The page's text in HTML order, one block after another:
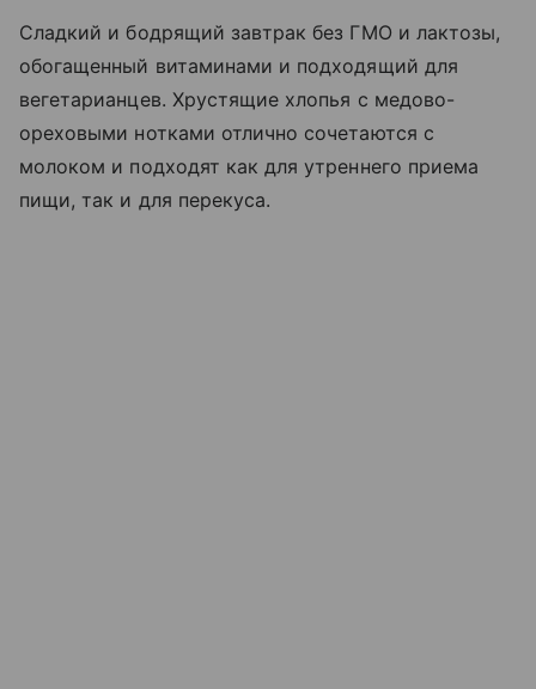
Сладкий и бодрящий завтрак без ГМО и лактозы,
обогащенный витаминами и подходящий для
вегетарианцев. Хрустящие хлопья с медово-
ореховыми нотками отлично сочетаются с
молоком и подходят как для утреннего приема
пищи, так и для перекуса.